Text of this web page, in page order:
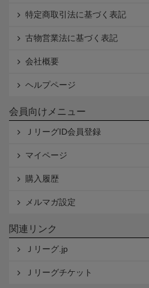
特定商取引法に基づく表記
古物営業法に基づく表記
会社概要
ヘルプページ
会員向けメニュー
ＪリーグID会員登録
マイページ
購入履歴
メルマガ設定
関連リンク
Ｊリーグ.jp
Ｊリーグチケット